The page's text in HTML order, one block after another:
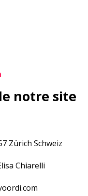
notre site
Zürich Schweiz
Chiarelli